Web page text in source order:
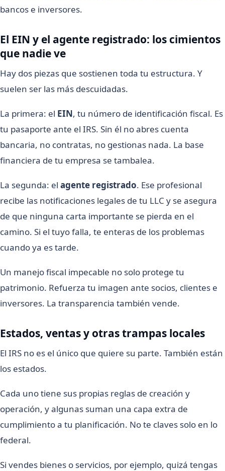
bancos e inversores.
El EIN y el agente registrado: los cimientos
que nadie ve
Hay dos piezas que sostienen toda tu estructura. Y
suelen ser las más descuidadas.
La primera: el EIN, tu número de identificación fiscal. Es
tu pasaporte ante el IRS. Sin él no abres cuenta
bancaria, no contratas, no gestionas nada. La base
financiera de tu empresa se tambalea.
La segunda: el agente registrado. Ese profesional
recibe las notificaciones legales de tu LLC y se asegura
de que ninguna carta importante se pierda en el
camino. Si el tuyo falla, te enteras de los problemas
cuando ya es tarde.
Un manejo fiscal impecable no solo protege tu
patrimonio. Refuerza tu imagen ante socios, clientes e
inversores. La transparencia también vende.
Estados, ventas y otras trampas locales
El IRS no es el único que quiere su parte. También están
los estados.
Cada uno tiene sus propias reglas de creación y
operación, y algunas suman una capa extra de
cumplimiento a tu planificación. No te claves solo en lo
federal.
Si vendes bienes o servicios, por ejemplo, quizá tengas